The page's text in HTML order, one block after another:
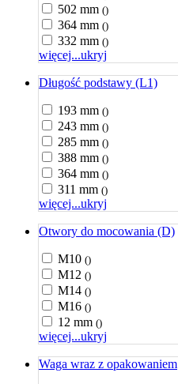
502 mm ()
364 mm ()
332 mm ()
więcej...ukryj
Długość podstawy (L1)
193 mm ()
243 mm ()
285 mm ()
388 mm ()
364 mm ()
311 mm ()
więcej...ukryj
Otwory do mocowania (D)
M10 ()
M12 ()
M14 ()
M16 ()
12 mm ()
więcej...ukryj
Waga wraz z opakowaniem